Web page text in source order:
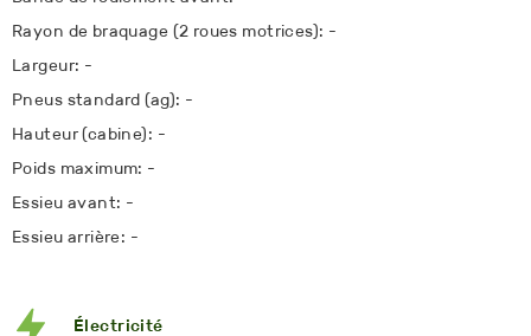
Rayon de braquage (2 roues motrices): -
Largeur: -
Pneus standard (ag): -
Hauteur (cabine): -
Poids maximum: -
Essieu avant: -
Essieu arrière: -
Électricité